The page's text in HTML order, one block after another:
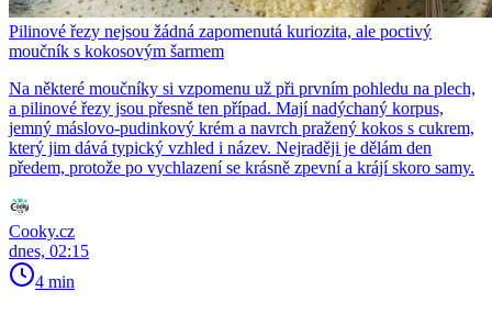
Pilinové řezy nejsou žádná zapomenutá kuriozita, ale poctivý
moučník s kokosovým šarmem
Na některé moučníky si vzpomenu už při prvním pohledu na plech,
a pilinové řezy jsou přesně ten případ. Mají nadýchaný korpus,
jemný máslovo-pudinkový krém a navrch pražený kokos s cukrem,
který jim dává typický vzhled i název. Nejraději je dělám den
předem, protože po vychlazení se krásně zpevní a krájí skoro samy.
Cooky.cz
dnes, 02:15
4 min